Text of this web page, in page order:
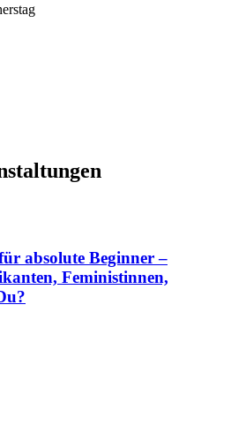
absolute Beginner –
Feministinnen,